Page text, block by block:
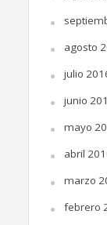
agosto
julio
junio
mayo
abril
marzo
febrero